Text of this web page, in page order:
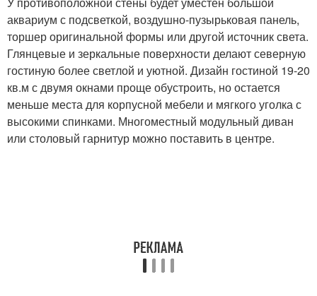
аквариум с подсветкой, воздушно-пузырьковая панель,
торшер оригинальной формы или другой источник света.
Глянцевые и зеркальные поверхности делают северную
гостиную более светлой и уютной. Дизайн гостиной 19-20
кв.м с двумя окнами проще обустроить, но остается
меньше места для корпусной мебели и мягкого уголка с
высокими спинками. Многоместный модульный диван
или столовый гарнитур можно поставить в центре.